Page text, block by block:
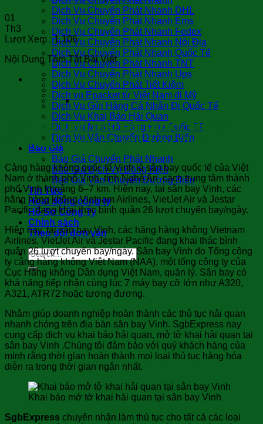
Dịch Vụ Chuyển Phát Nhanh DHL
Dịch Vụ Chuyển Phát Nhanh Ems
Dịch Vụ Chuyển Phát Nhanh Fedex
Dịch Vụ Chuyển Phát Nhanh Nội Địa
Dịch Vụ Chuyển Phát Nhanh Quốc Tế
Dịch Vụ Chuyển Phát Nhanh TNT
Dịch Vụ Chuyển Phát Nhanh Ups
Dịch Vụ Chuyển Phát Tiết Kiệm
Dịch vụ Epacket từ Việt Nam đi Mỹ
Dịch Vụ Gửi Hàng Cá Nhân Đi Quốc Tế
Dịch Vụ Khai Báo Hải Quan
Dịch Vụ Mua Hộ Hàng Hóa Quốc Tế
Dịch Vụ Vận Chuyển Đường Biển
Báo Giá
Báo Giá Chuyển Phát Nhanh
Báo Giá Dịch Vụ Đóng Kiện
Báo Giá Vận Chuyển Đường Biển
Tin Tức
Hoạt động công ty
Hồ Sơ Công Ty
Chính sách
Theo dõi đơn vận
01
Th3
Lượt Xem : 1.106
Nội Dung Tóm Tắt Bài Viết
Dịch vụ khai báo hải quan, mở tờ
khai hải quan tại sân bay Vinh
Cảng hàng không quốc tế Vinh là sân bay quốc tế của Việt
Nam ở thành phố Vinh, tỉnh Nghệ An cách trung tâm thành
phố Vinh khoảng 6–7 km. Hiện nay, tại sân bay Vinh, các
hãng hàng không Vietnam Airlines, VietJet Air và Jestar
Pacific đang khai thác bình quân 26 lượt chuyến bay/ngày.
Hiện nay, tại sân bay Vinh, các hãng hàng không Vietnam
Airlines, VietJet Air và Jestar Pacific đang khai thác bình
quân 26 lượt chuyến bay/ngày. Sân bay Vinh do Tổng công
ty cảng hàng không Việt Nam (NAA), một tổng công ty của
Cục Hàng không Dân dụng Việt Nam, quản lý. Sân bay có
khả năng tiếp nhận cùng lúc 7 máy bay cỡ lớn như A320,
A321, ATR72 hoặc tương đương.
Nhằm giúp doanh nghiệp hoàn thành các thủ tục hải quan
nhanh chóng trên địa bàn sân bay Vinh. SgbExpress nay
cung cấp dich vụ khai báo hải quan, mở tở khai hải quan tại
sân bay Vinh .Chúng tôi đảm bảo với quý khách hàng của
mình rằng thời gian hoàn thành mọi loại thủ tục hàng hóa
diễn ra trong thời gian ngắn nhất.
Khai báo mở tở khai hải quan tại sân bay Vinh
SgbExpress chuyên nhận làm thủ tục cho tất cả các loại